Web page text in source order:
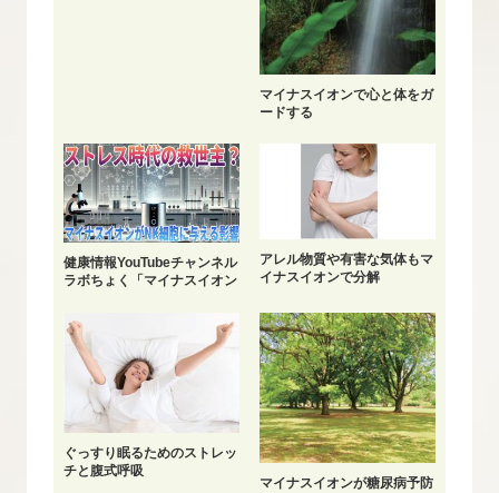
マイナスイオンで心と体をガ
ードする
健康情報YouTubeチャンネル
ラボちょく「マイナスイオン
アレル物質や有害な気体もマ
イナスイオンで分解
ぐっすり眠るためのストレッ
チと腹式呼吸
マイナスイオンが糖尿病予防